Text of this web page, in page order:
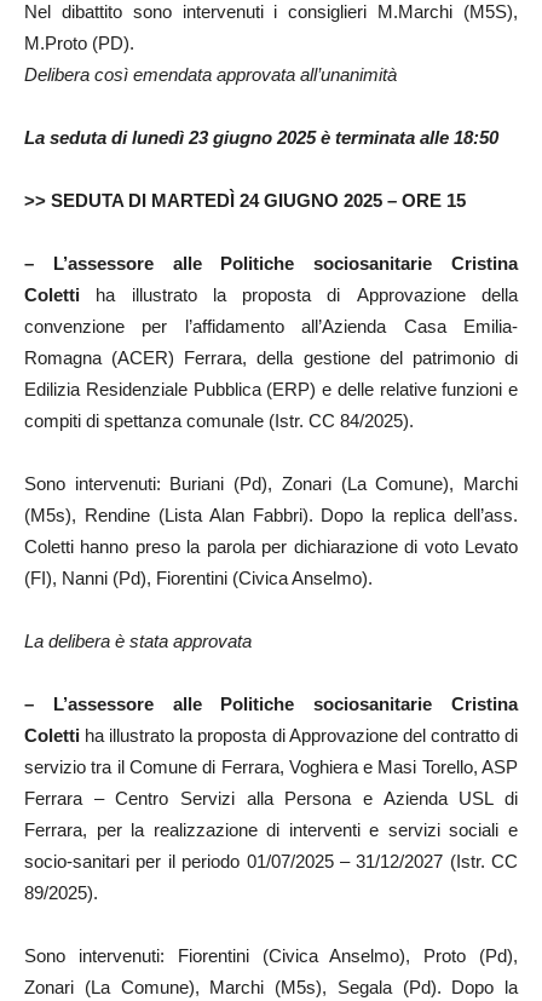
Nel dibattito sono intervenuti i consiglieri M.Marchi (M5S),
M.Proto (PD).
Delibera così emendata approvata all’unanimità
La seduta di lunedì 23 giugno 2025 è terminata alle 18:50
>> SEDUTA DI MARTEDÌ 24 GIUGNO 2025 – ORE 15
– L’assessore alle Politiche sociosanitarie Cristina
Coletti ha illustrato la proposta di Approvazione della
convenzione per l’affidamento all’Azienda Casa Emilia-
Romagna (ACER) Ferrara, della gestione del patrimonio di
Edilizia Residenziale Pubblica (ERP) e delle relative funzioni e
compiti di spettanza comunale (Istr. CC 84/2025).
Sono intervenuti: Buriani (Pd), Zonari (La Comune), Marchi
(M5s), Rendine (Lista Alan Fabbri). Dopo la replica dell’ass.
Coletti hanno preso la parola per dichiarazione di voto Levato
(FI), Nanni (Pd), Fiorentini (Civica Anselmo).
La delibera è stata approvata
–
L’assessore alle Politiche sociosanitarie Cristina
Coletti ha illustrato la proposta di Approvazione del contratto di
servizio tra il Comune di Ferrara, Voghiera e Masi Torello, ASP
Ferrara – Centro Servizi alla Persona e Azienda USL di
Ferrara, per la realizzazione di interventi e servizi sociali e
socio-sanitari per il periodo 01/07/2025 – 31/12/2027 (Istr. CC
89/2025).
Sono intervenuti: Fiorentini (Civica Anselmo), Proto (Pd),
Zonari (La Comune), Marchi (M5s), Segala (Pd). Dopo la